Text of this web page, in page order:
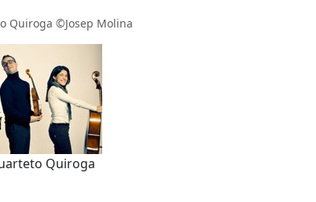
Quiroga ©Josep Molina
Quiroga